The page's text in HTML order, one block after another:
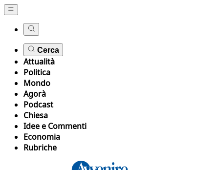
Cerca
Attualità
Politica
Mondo
Agorà
Podcast
Chiesa
Idee e Commenti
Economia
Rubriche